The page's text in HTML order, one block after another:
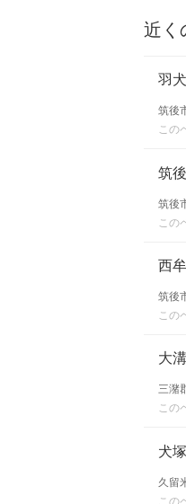
近く
羽
筑後
この
筑
筑後
この
西
筑後
この
大
三潴
この
犬
久留
この